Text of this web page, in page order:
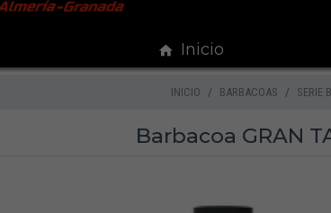
Inicio
INICIO BARBACOAS SERIE
Barbacoa GRAN